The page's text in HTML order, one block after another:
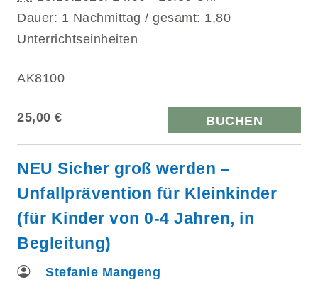
Dauer: 1 Nachmittag / gesamt: 1,80
Unterrichtseinheiten
AK8100
25,00 € BUCHEN
NEU Sicher groß werden –
Unfallprävention für Kleinkinder
(für Kinder von 0-4 Jahren, in
Begleitung)
Stefanie Mangeng